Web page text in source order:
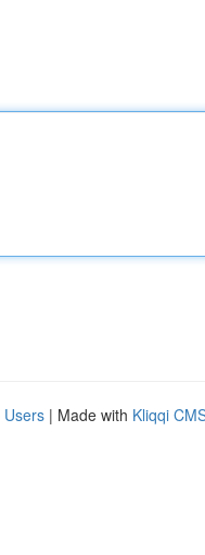
Users | Made with Kliqqi